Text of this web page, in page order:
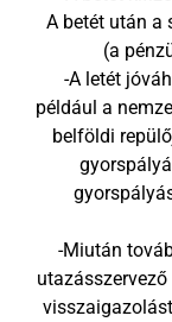
A betét után a
(a
-A letét
például a
belföldi
-Miután